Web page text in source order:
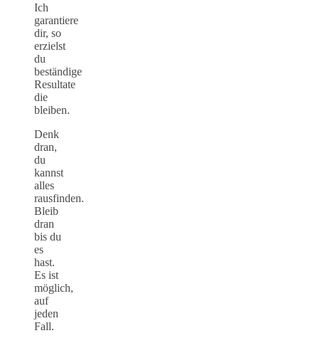
Ich
garantiere
dir, so
erzielst
du
beständige
Resultate
die
bleiben.
Denk
dran,
du
kannst
alles
rausfinden.
Bleib
dran
bis du
es
hast.
Es ist
möglich,
auf
jeden
Fall.